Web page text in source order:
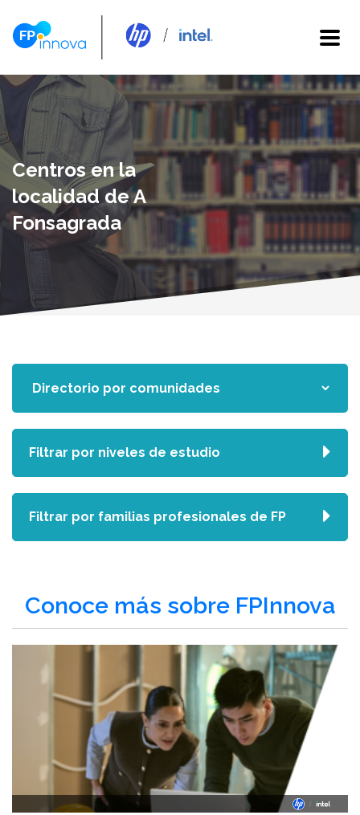
Centros en la
localidad de A
Fonsagrada
Conoce más sobre FPInnova
Filtrar por niveles de estudio
Filtrar por familias profesionales de FP